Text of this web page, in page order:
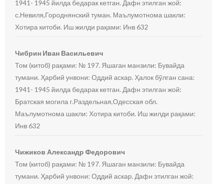
1941- 1945 йилда бедарак кетган. Дафн этилган жой:
с.Невиля,Городнянский туман. Маълумотнома шакли:
Хотира китоби. Иш жилди рақами: Инв 632
Чибрин Иван Васильевич
Том (китоб) рақами: № 197. Яшаган манзили: Бувайда
тумани. Ҳарбий унвони: Оддий аскар. Ҳалок бўлган сана:
1941- 1945 йилда бедарак кетган. Дафн этилган жой:
Братская могила г.Раздельная,Одесская обл.
Маълумотнома шакли: Хотира китоби. Иш жилди рақами:
Инв 632
Чижиков Александр Федорович
Том (китоб) рақами: № 197. Яшаган манзили: Бувайда
тумани. Ҳарбий унвони: Оддий аскар. Дафн этилган жой: